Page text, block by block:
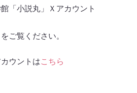
「小説丸」Ｘアカウント
ご覧ください。
ウントはこちら